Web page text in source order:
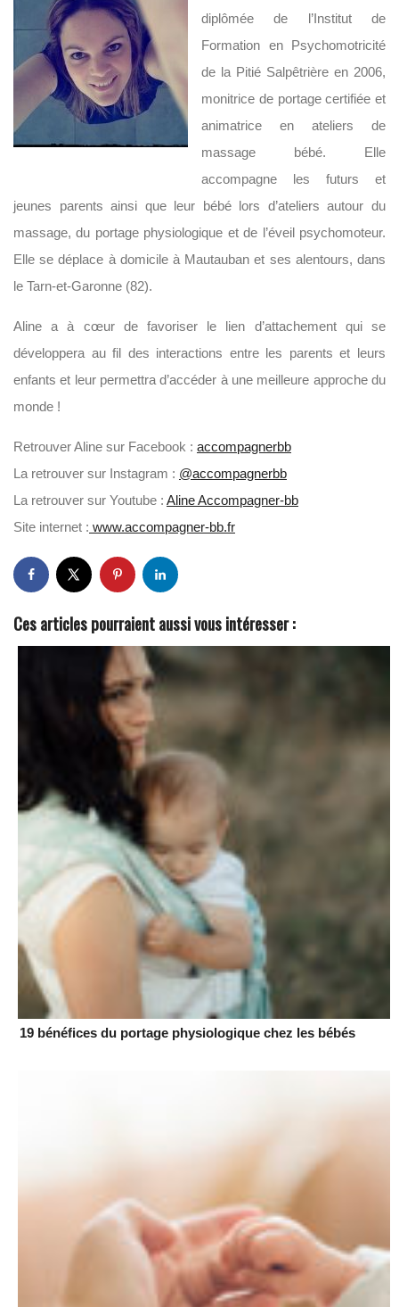
diplômée de l’Institut de
Formation en Psychomotricité
de la Pitié Salpêtrière en 2006,
monitrice de portage certifiée et
animatrice en ateliers de
massage bébé. Elle
accompagne les futurs et
jeunes parents ainsi que leur bébé lors d’ateliers autour du
massage, du portage physiologique et de l’éveil psychomoteur.
Elle se déplace à domicile à Mautauban et ses alentours, dans
le Tarn-et-Garonne (82).
Aline a à cœur de favoriser le lien d’attachement qui se
développera au fil des interactions entre les parents et leurs
enfants et leur permettra d’accéder à une meilleure approche du
monde !
Retrouver Aline sur Facebook : accompagnerbb
La retrouver sur Instagram : @accompagnerbb
La retrouver sur Youtube : Aline Accompagner-bb
Site internet : www.accompagner-bb.fr
Ces articles pourraient aussi vous intéresser :
19 bénéfices du portage physiologique chez les bébés